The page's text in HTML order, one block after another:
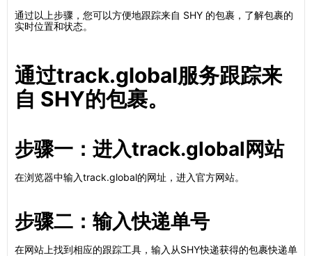
通过以上步骤，您可以方便地跟踪来自 SHY 的包裹，了解包裹的
实时位置和状态。
通过track.global服务跟踪来
自 SHY的包裹。
步骤一：进入track.global网站
在浏览器中输入track.global的网址，进入官方网站。
步骤二：输入快递单号
在网站上找到相应的跟踪工具，输入从SHY快递获得的包裹快递单